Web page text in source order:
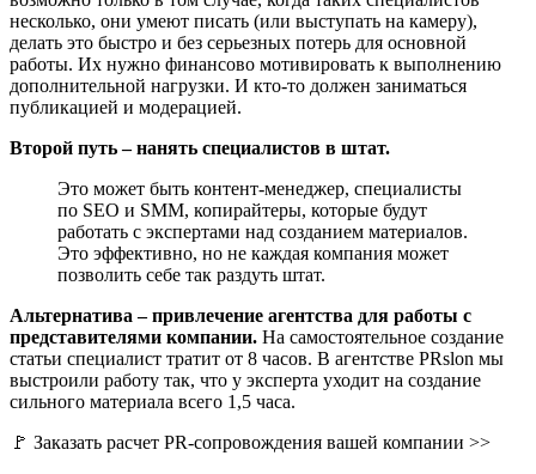
несколько, они умеют писать (или выступать на камеру),
делать это быстро и без серьезных потерь для основной
работы. Их нужно финансово мотивировать к выполнению
дополнительной нагрузки. И кто-то должен заниматься
публикацией и модерацией.
Второй путь – нанять специалистов в штат.
Это может быть контент-менеджер, специалисты
по SEO и SMM, копирайтеры, которые будут
работать с экспертами над созданием материалов.
Это эффективно, но не каждая компания может
позволить себе так раздуть штат.
Альтернатива – привлечение агентства для работы с
представителями компании. На самостоятельное создание
статьи специалист тратит от 8 часов. В агентстве PRslon мы
выстроили работу так, что у эксперта уходит на создание
сильного материала всего 1,5 часа.
🚩 Заказать расчет PR-сопровождения вашей компании >>